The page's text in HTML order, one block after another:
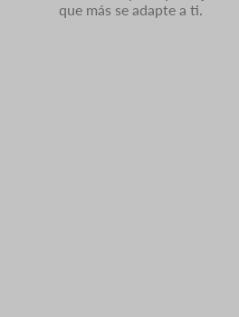
que más se adapte a ti.